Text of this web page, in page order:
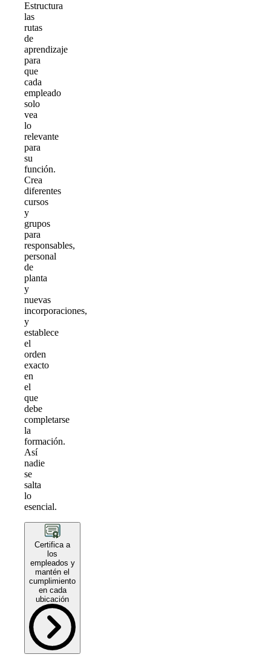
Estructura
las
rutas
de
aprendizaje
para
que
cada
empleado
solo
vea
lo
relevante
para
su
función.
Crea
diferentes
cursos
y
grupos
para
responsables,
personal
de
planta
y
nuevas
incorporaciones,
y
establece
el
orden
exacto
en
el
que
debe
completarse
la
formación.
Así
nadie
se
salta
lo
esencial.
Certifica a
los
empleados y
mantén el
cumplimiento
en cada
ubicación